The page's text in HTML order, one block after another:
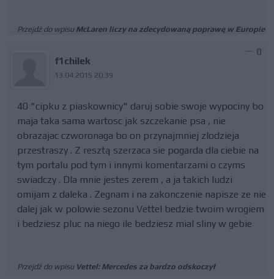
Przejdź do wpisu McLaren liczy na zdecydowaną poprawę w Europie
f1chilek
13.04.2015 20:39
0
40 "cipku z piaskownicy" daruj sobie swoje wypociny bo
maja taka sama wartosc jak szczekanie psa , nie
obrazajac czworonaga bo on przynajmniej zlodzieja
przestraszy . Z resztą szerzaca sie pogarda dla ciebie na
tym portalu pod tym i innymi komentarzami o czyms
swiadczy . Dla mnie jestes zerem , a ja takich ludzi
omijam z daleka . Zegnam i na zakonczenie napisze ze nie
dalej jak w polowie sezonu Vettel bedzie twoim wrogiem
i bedziesz pluc na niego ile bedziesz mial sliny w gebie
Przejdź do wpisu Vettel: Mercedes za bardzo odskoczył